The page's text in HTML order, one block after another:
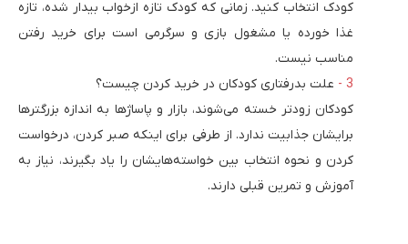
کودک انتخاب کنید. زمانی که کودک تازه ازخواب بیدار شده، تازه
غذا خورده یا مشغول بازی و سرگرمی است برای خرید رفتن
مناسب نیست.
علت بدرفتاری کودکان در خرید کردن چیست؟
کودکان زودتر خسته می‌شوند، بازار و پاساژها به اندازه بزرگترها
برایشان جذابیت ندارد. از طرفی برای اینکه صبر کردن، درخواست
کردن و نحوه انتخاب بین خواسته‌هایشان را یاد بگیرند، نیاز به
آموزش و تمرین قبلی دارند.